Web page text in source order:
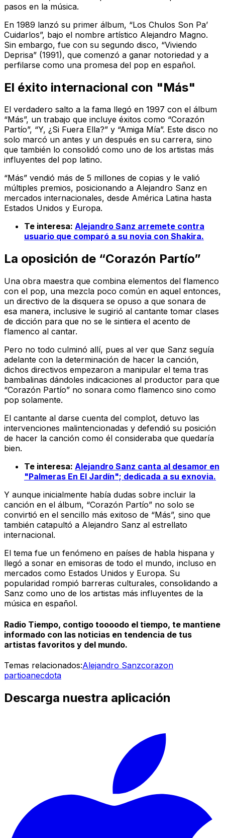
pasos en la música.
En 1989 lanzó su primer álbum, “Los Chulos Son Pa’
Cuidarlos”, bajo el nombre artístico Alejandro Magno.
Sin embargo, fue con su segundo disco, “Viviendo
Deprisa” (1991), que comenzó a ganar notoriedad y a
perfilarse como una promesa del pop en español.
El éxito internacional con "Más"
El verdadero salto a la fama llegó en 1997 con el álbum
“Más”, un trabajo que incluye éxitos como “Corazón
Partío”, “Y, ¿Si Fuera Ella?” y “Amiga Mía”. Este disco no
solo marcó un antes y un después en su carrera, sino
que también lo consolidó como uno de los artistas más
influyentes del pop latino.
“Más” vendió más de 5 millones de copias y le valió
múltiples premios, posicionando a Alejandro Sanz en
mercados internacionales, desde América Latina hasta
Estados Unidos y Europa.
Te interesa: Alejandro Sanz arremete contra
usuario que comparó a su novia con Shakira.
La oposición de “Corazón Partío”
Una obra maestra que combina elementos del flamenco
con el pop, una mezcla poco común en aquel entonces,
un directivo de la disquera se opuso a que sonara de
esa manera, inclusive le sugirió al cantante tomar clases
de dicción para que no se le sintiera el acento de
flamenco al cantar.
Pero no todo culminó allí, pues al ver que Sanz seguía
adelante con la determinación de hacer la canción,
dichos directivos empezaron a manipular el tema tras
bambalinas dándoles indicaciones al productor para que
“Corazón Partío” no sonara como flamenco sino como
pop solamente.
El cantante al darse cuenta del complot, detuvo las
intervenciones malintencionadas y defendió su posición
de hacer la canción como él consideraba que quedaría
bien.
Te interesa: Alejandro Sanz canta al desamor en
"Palmeras En El Jardín"; dedicada a su exnovia.
Y aunque inicialmente había dudas sobre incluir la
canción en el álbum, “Corazón Partío” no solo se
convirtió en el sencillo más exitoso de “Más”, sino que
también catapultó a Alejandro Sanz al estrellato
internacional.
El tema fue un fenómeno en países de habla hispana y
llegó a sonar en emisoras de todo el mundo, incluso en
mercados como Estados Unidos y Europa. Su
popularidad rompió barreras culturales, consolidando a
Sanz como uno de los artistas más influyentes de la
música en español.
Radio Tiempo, contigo toooodo el tiempo, te mantiene
informado con las noticias en tendencia de tus
artistas favoritos y del mundo.
Temas relacionados:Alejandro Sanzcorazon
partioanecdota
Descarga nuestra aplicación